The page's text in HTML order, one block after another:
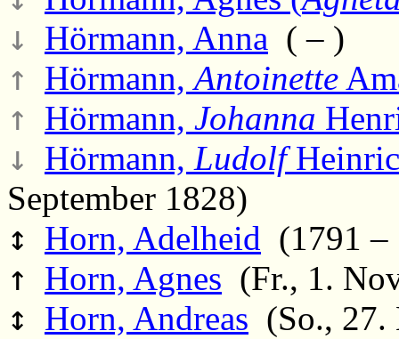
↓ Hörmann, Anna ( – )
↑ Hörmann,Antoinette
↑ Hörmann, Johanna
↓ Hörmann, Ludolf
September 1828)
↕ Horn, Adelheid (1791 –
↑ Horn, Agnes (Fr., 1.
↕ Horn, Andreas (So., 27.